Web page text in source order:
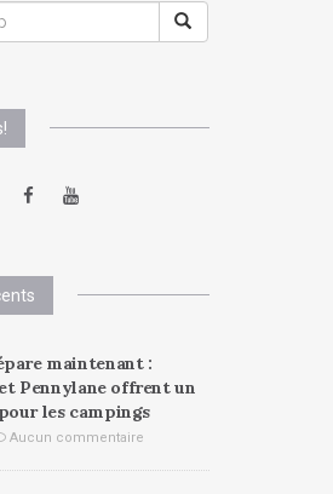
maintenant :
Pennylane offrent un
les campings
Aucun commentaire